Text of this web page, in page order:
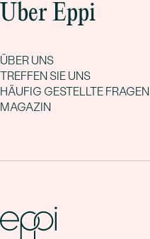
Über Eppi
ÜBER UNS
TREFFEN SIE UNS
HÄUFIG GESTELLTE FRAGEN
MAGAZIN